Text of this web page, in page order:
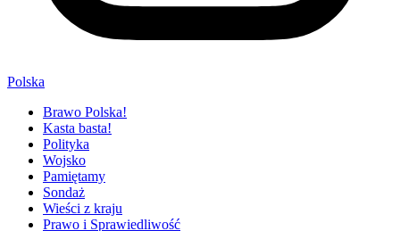
Polska
Brawo Polska!
Kasta basta!
Polityka
Wojsko
Pamiętamy
Sondaż
Wieści z kraju
Prawo i Sprawiedliwość